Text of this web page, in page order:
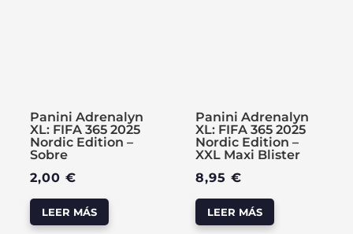
Panini Adrenalyn
XL: FIFA 365 2025
Nordic Edition –
Sobre
2,00€
LEER MÁS
Panini Adrenalyn
XL: FIFA 365 2025
Nordic Edition –
XXL Maxi Blister
8,95€
LEER MÁS